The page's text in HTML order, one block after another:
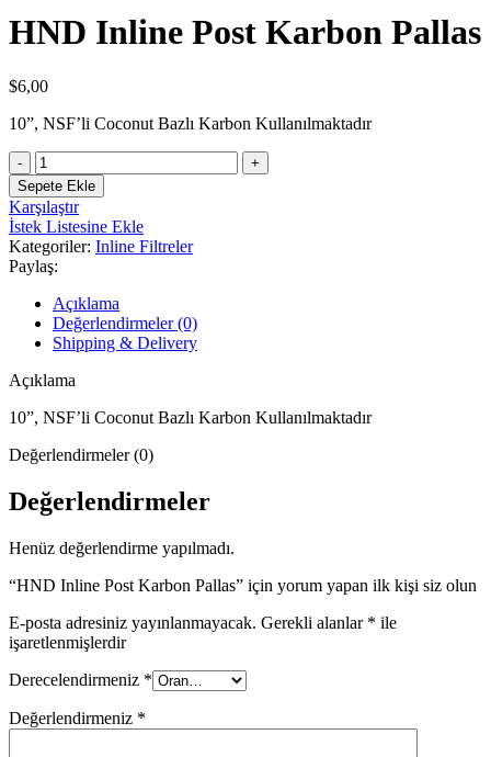
HND Inline Post Karbon Pallas
$6,00
10”, NSF’li Coconut Bazlı Karbon Kullanılmaktadır
HND
Inline
Post
Karbon
Pallas
adet
Sepete Ekle
Karşılaştır
İstek Listesine Ekle
Kategoriler: Inline Filtreler
Paylaş:
Açıklama
Değerlendirmeler (0)
Shipping & Delivery
Açıklama
10”, NSF’li Coconut Bazlı Karbon Kullanılmaktadır
Değerlendirmeler (0)
Değerlendirmeler
Henüz değerlendirme yapılmadı.
“HND Inline Post Karbon Pallas” için yorum yapan ilk kişi siz olun
E-posta adresiniz yayınlanmayacak. Gerekli alanlar * ile
işaretlenmişlerdir
Derecelendirmeniz *
Değerlendirmeniz *